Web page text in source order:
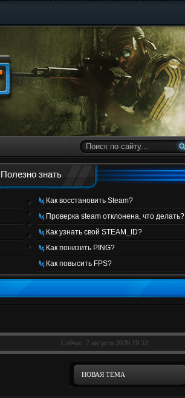
Полезно знать
Как восстановить Steam?
Проверка steam отклонена, что делать?
Как узнать свой STEAM_ID?
Как понизить PING?
Как повысить FPS?
Сейчас: 7 августа 2026 19:52
НОВАЯ ТЕМА